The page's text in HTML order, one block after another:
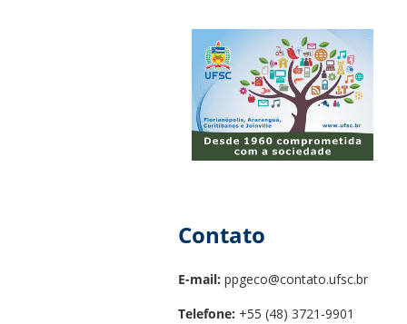
Contato
E-mail: ppgeco@contato.ufsc.br
Telefone: +55 (48) 3721-9901